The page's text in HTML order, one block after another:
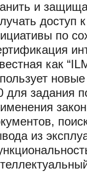
и
доступ
по
как
для задания
из